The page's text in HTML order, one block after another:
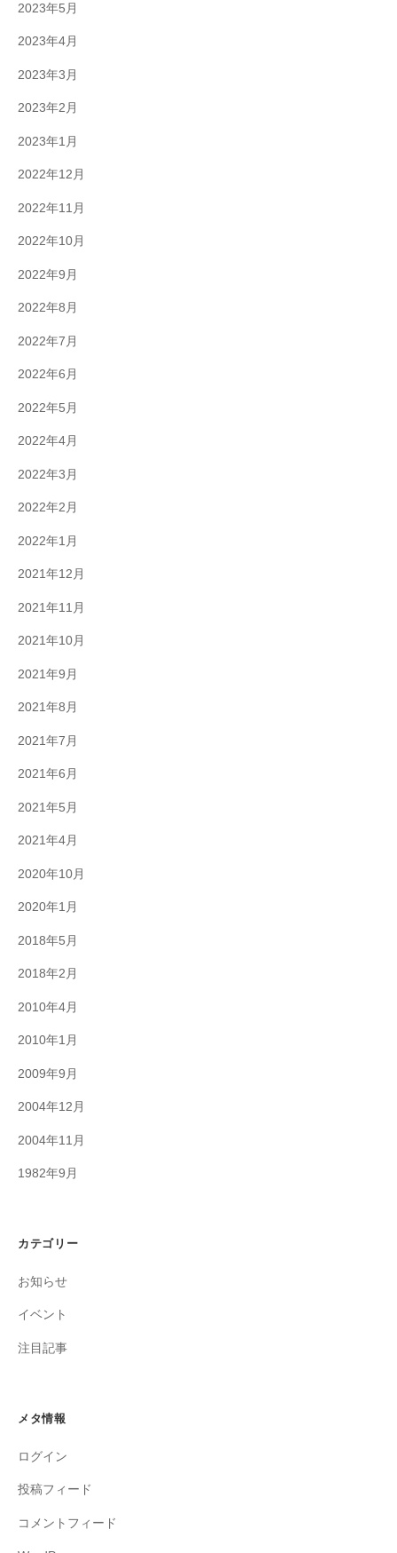
2023年5月
2023年4月
2023年3月
2023年2月
2023年1月
2022年12月
2022年11月
2022年10月
2022年9月
2022年8月
2022年7月
2022年6月
2022年5月
2022年4月
2022年3月
2022年2月
2022年1月
2021年12月
2021年11月
2021年10月
2021年9月
2021年8月
2021年7月
2021年6月
2021年5月
2021年4月
2020年10月
2020年1月
2018年5月
2018年2月
2010年4月
2010年1月
2009年9月
2004年12月
2004年11月
1982年9月
カテゴリー
お知らせ
イベント
注目記事
メタ情報
ログイン
投稿フィード
コメントフィード